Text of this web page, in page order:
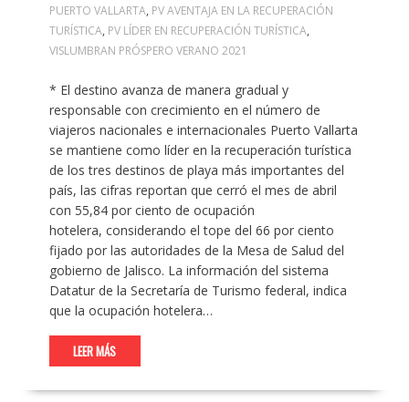
PUERTO VALLARTA, PV AVENTAJA EN LA RECUPERACIÓN
TURÍSTICA, PV LÍDER EN RECUPERACIÓN TURÍSTICA,
VISLUMBRAN PRÓSPERO VERANO 2021
* El destino avanza de manera gradual y
responsable con crecimiento en el número de
viajeros nacionales e internacionales Puerto Vallarta
se mantiene como líder en la recuperación turística
de los tres destinos de playa más importantes del
país, las cifras reportan que cerró el mes de abril
con 55,84 por ciento de ocupación
hotelera, considerando el tope del 66 por ciento
fijado por las autoridades de la Mesa de Salud del
gobierno de Jalisco. La información del sistema
Datatur de la Secretaría de Turismo federal, indica
que la ocupación hotelera…
LEER MÁS